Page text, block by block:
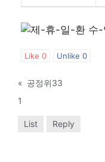
Like 0 Unlike 0
« 공정위33
1
List Reply